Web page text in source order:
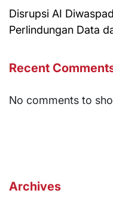
Disrupsi AI
Perlindungan Data
Recent
No comments to
Archives